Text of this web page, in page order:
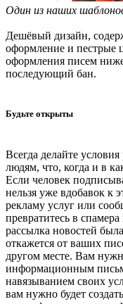
Один из наших
Дешёвый дизайн,
оформление и пестрые
оформления писем
последующий бан.
Будьте открыты
Всегда делайте
людям, что, когда и в
Если человек
нельзя уже вдобавок к
рекламу услуг или
превратитесь в
рассылка новостей
откажется от ваших
другом месте. Вам
информационным
навязыванием своих
вам нужно будет